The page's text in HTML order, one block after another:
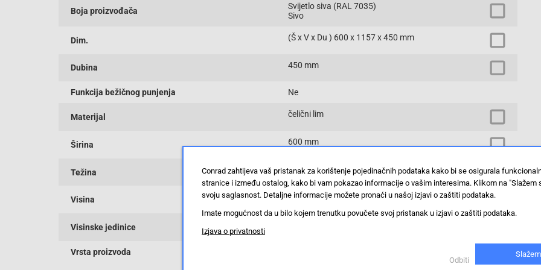
Boja proizvođača
Svijetlo siva (RAL 7035)
Sivo
Dim. (Š x V x Du ) 600 x 1157 x 450 mm
Dubina 450 mm
Funkcija bežičnog punjenja Ne
Materijal čelični lim
Širina 600 mm
Težina 511 mm
Visina 1157 mm
Visinske jedinice
Vrsta proizvoda
Conrad zahtijeva vaš pristanak za korištenje pojedinačnih podataka kako bi se osigurala
stranice i između ostalog, kako bi vam pokazao informacije o vašim interesima. Klikom na "Slažem
svoju saglasnost. Detaljne informacije možete pronaći u našoj izjavi o zaštiti podataka.
Imate mogućnost da u bilo kojem trenutku povučete svoj pristanak u izjavi o zaštiti podataka.
Izjava o privatnosti
Odbiti